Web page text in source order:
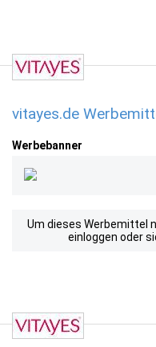
vitayes.de
Werbebanner
Um dieses Werbemittel
einloggen oder